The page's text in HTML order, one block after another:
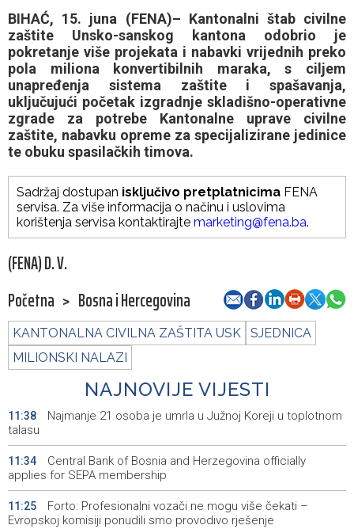
BIHAĆ, 15. juna (FENA)– Kantonalni štab civilne
zaštite Unsko-sanskog kantona odobrio je
pokretanje više projekata i nabavki vrijednih preko
pola miliona konvertibilnih maraka, s ciljem
unapređenja sistema zaštite i spašavanja,
uključujući početak izgradnje skladišno-operativne
zgrade za potrebe Kantonalne uprave civilne
zaštite, nabavku opreme za specijalizirane jedinice
te obuku spasilačkih timova.
Sadržaj dostupan isključivo pretplatnicima FENA
servisa. Za više informacija o načinu i uslovima
korištenja servisa kontaktirajte marketing@fena.ba.
(FENA) D. V.
Početna > Bosna i Hercegovina
KANTONALNA CIVILNA ZAŠTITA USK
SJEDNICA
MILIONSKI NALAZI
NAJNOVIJE VIJESTI
11:38
Najmanje 21 osoba je umrla u Južnoj Koreji u toplotnom
talasu
11:34
Central Bank of Bosnia and Herzegovina officially
applies for SEPA membership
11:25
Forto: Profesionalni vozači ne mogu više čekati –
Evropskoj komisiji ponudili smo provodivo rješenje